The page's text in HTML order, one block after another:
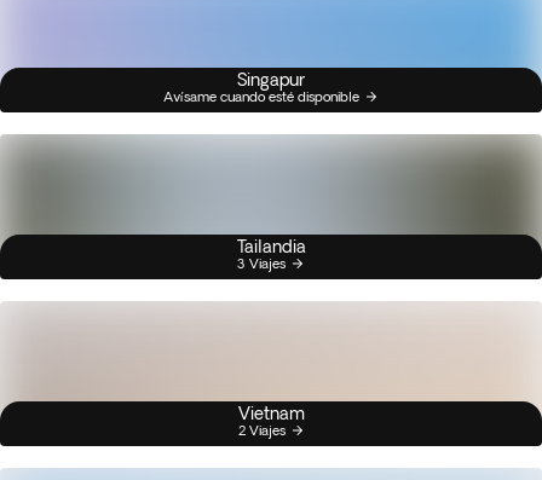
Singapur
Avísame cuando esté disponible
Tailandia
3 Viajes
Vietnam
2 Viajes